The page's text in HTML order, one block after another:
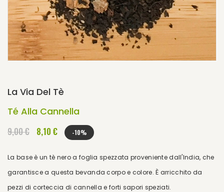
La Via Del Tè
Té Alla Cannella
9,00 € 8,10 € -10%
La base è un tè nero a foglia spezzata proveniente dall'India, che
garantisce a questa bevanda corpo e colore. È arricchito da
pezzi di corteccia di cannella e forti sapori speziati.